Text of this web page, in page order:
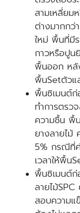
สามเหลี่ยม
ต่างมากกว่
ใหม่ พื้นที่มี
กาวหรือปูน
พื้นออก หลัง
พื้นSetตัวแ
พื้นซิเมนต์
ทำการตรว
ความชื้น พื้
ยางลายไม้
5% กรณีที่ค่
เวลาให้พื้น
พื้นซิเมนต์ก่
ลายไม้
สอบความแ